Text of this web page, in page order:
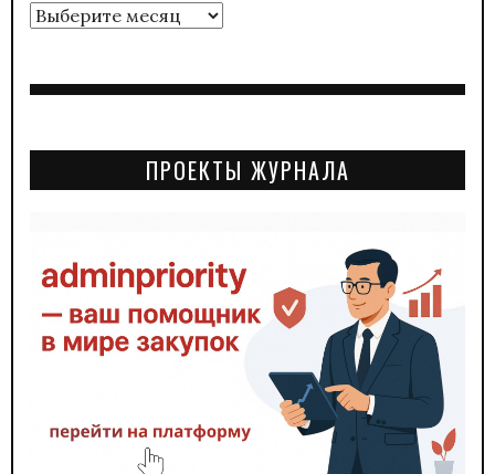
Архивы
ПРОЕКТЫ ЖУРНАЛА